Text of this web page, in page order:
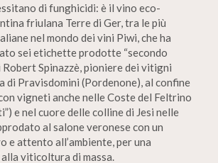
di funghicidi: è il vino eco-
friulana Terre di Ger, tra le più
nel mondo dei vini Piwi, che ha
sei etichette prodotte “secondo
Robert Spinazzè, pioniere dei vitigni
Pravisdomini (Pordenone), al confine
vigneti anche nelle Coste del Feltrino
e nel cuore delle colline di Jesi nelle
al salone veronese con un
attento all’ambiente, per una
alla viticoltura di massa.